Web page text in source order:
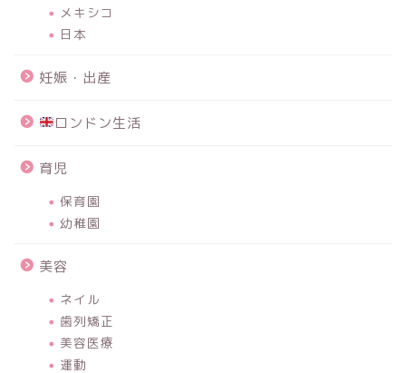
メキシコ
日本
妊娠・出産
ロンドン生活
育児
保育園
幼稚園
美容
ネイル
歯列矯正
美容医療
運動